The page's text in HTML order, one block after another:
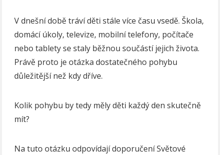
V dnešní době tráví děti stále více času vsedě. Škola,
domácí úkoly, televize, mobilní telefony, počítače
nebo tablety se staly běžnou součástí jejich života.
Právě proto je otázka dostatečného pohybu
důležitější než kdy dříve.
Kolik pohybu by tedy měly děti každý den skutečně
mít?
Na tuto otázku odpovídají doporučení Světové